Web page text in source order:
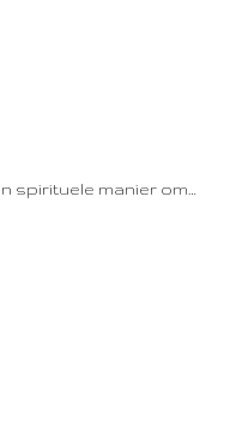
spirituele manier om…